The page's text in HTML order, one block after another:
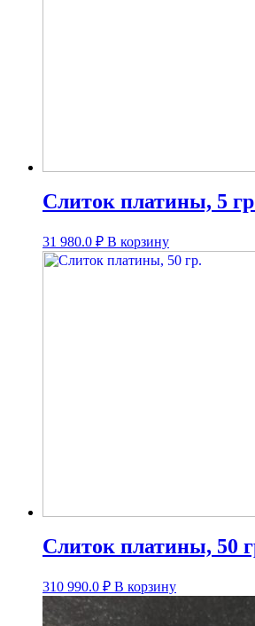
Слиток платины, 5
31 980.0 ₽ В корзину
Слиток платины, 50
310 990.0 ₽ В корзину